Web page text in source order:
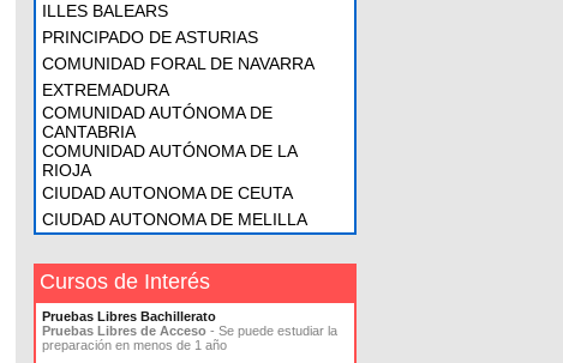
ILLES BALEARS
PRINCIPADO DE ASTURIAS
COMUNIDAD FORAL DE NAVARRA
EXTREMADURA
COMUNIDAD AUTÓNOMA DE
CANTABRIA
COMUNIDAD AUTÓNOMA DE LA
RIOJA
CIUDAD AUTONOMA DE CEUTA
CIUDAD AUTONOMA DE MELILLA
Cursos de Interés
Pruebas Libres Bachillerato
Pruebas Libres de Acceso - Se puede estudiar la
preparación en menos de 1 año